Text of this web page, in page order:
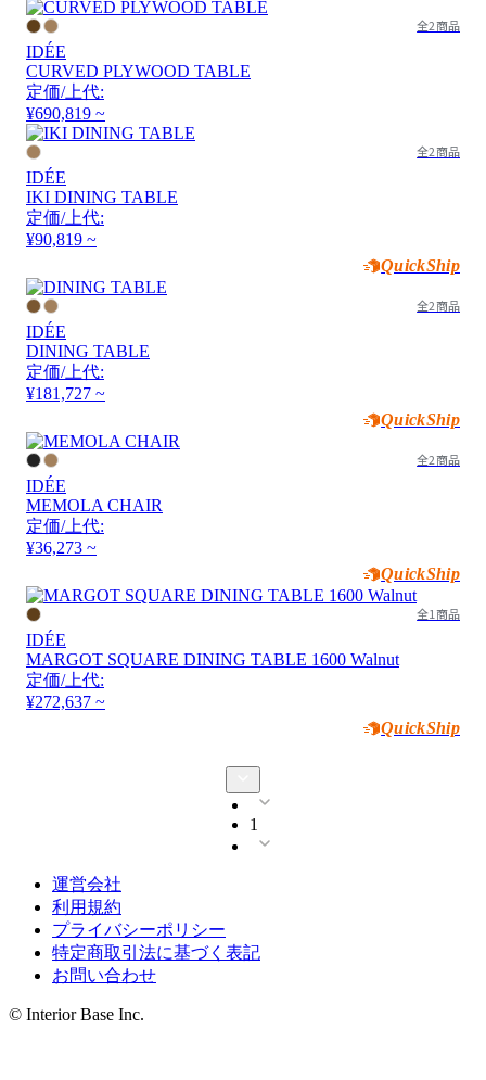
全2商品
IDÉE
CURVED PLYWOOD TABLE
定価/上代:
¥690,819 ~
全2商品
IDÉE
IKI DINING TABLE
定価/上代:
¥90,819 ~
QuickShip
全2商品
IDÉE
DINING TABLE
定価/上代:
¥181,727 ~
QuickShip
全2商品
IDÉE
MEMOLA CHAIR
定価/上代:
¥36,273 ~
QuickShip
全1商品
IDÉE
MARGOT SQUARE DINING TABLE 1600 Walnut
定価/上代:
¥272,637 ~
QuickShip
1
運営会社
利用規約
プライバシーポリシー
特定商取引法に基づく表記
お問い合わせ
© Interior Base Inc.